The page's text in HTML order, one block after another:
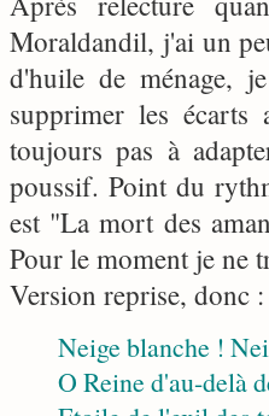
Moraldandil, j'ai un
d'huile de ménage,
supprimer les
toujours pas à
poussif. Point du
est "La mort des
Pour le moment je ne
Version reprise, donc :
Neige blanche !
O Reine d'au-delà